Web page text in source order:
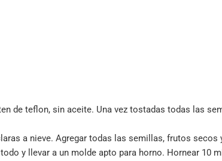
de teflon, sin aceite. Una vez tostadas todas las
a nieve. Agregar todas las semillas, frutos secos
y llevar a un molde apto para horno. Hornear 10